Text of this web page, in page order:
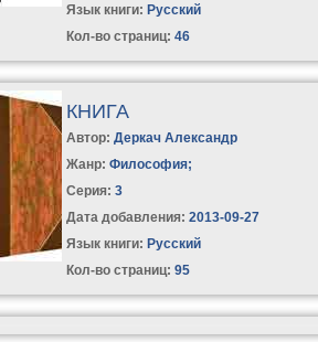
Язык книги: Русский
Кол-во страниц: 46
КНИГА
Автор:Деркач Александр
Жанр: Философия;
Серия:3
Дата добавления: 2013-09-27
Язык книги: Русский
Кол-во страниц: 95